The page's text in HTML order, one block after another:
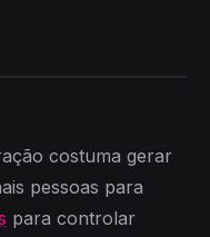
costuma gerar
pessoas para
para controlar